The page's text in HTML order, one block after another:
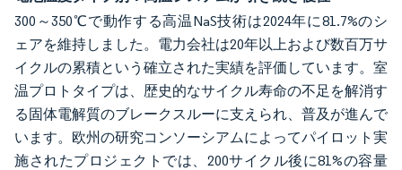
300～350℃で動作する高温NaS技術は2024年に81.7%のシ
ェアを維持しました。電力会社は20年以上および数百万サ
イクルの累積という確立された実績を評価しています。室
温プロトタイプは、歴史的なサイクル寿命の不足を解消す
る固体電解質のブレークスルーに支えられ、普及が進んで
います。欧州の研究コンソーシアムによってパイロット実
施されたプロジェクトでは、200サイクル後に81%の容量